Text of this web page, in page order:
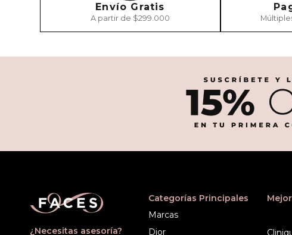
Envío Gratis
A partir de $299.000
¿Necesitas asesoría?
Categorías Principales
Marcas
Dior